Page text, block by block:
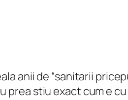
anii de “sanitarii
prea stiu exact cum e